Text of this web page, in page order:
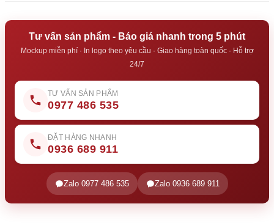
Tư vấn sản phẩm - Báo giá nhanh trong 5 phút
Mockup miễn phí · In logo theo yêu cầu · Giao hàng toàn quốc · Hỗ trợ
24/7
TƯ VẤN SẢN PHẨM
0977 486 535
ĐẶT HÀNG NHANH
0936 689 911
Zalo 0977 486 535 Zalo 0936 689 911